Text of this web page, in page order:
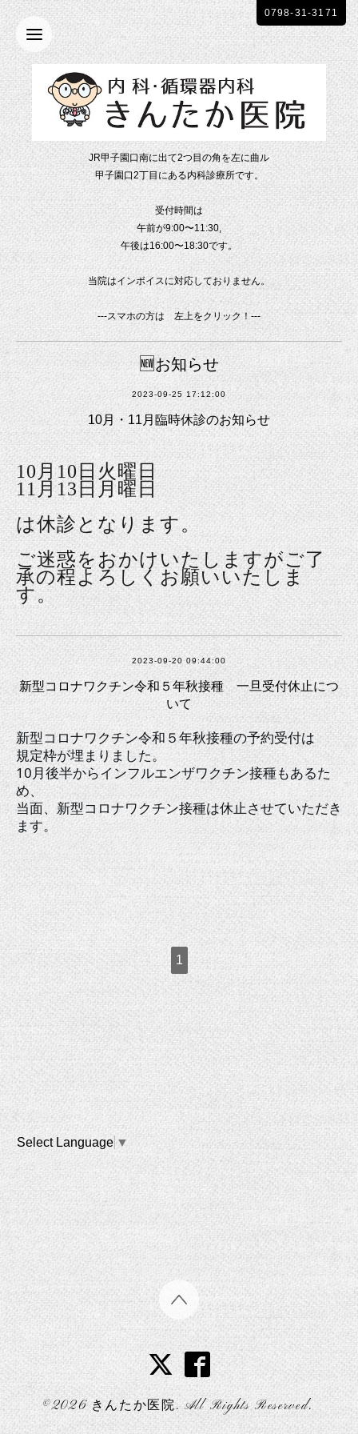
JR甲子園口南に出て2つ目の角を左に曲ル
甲子園口2丁目にある内科診療所です。
受付時間は
午前が9:00〜11:30,
午後は16:00〜18:30です。
当院はインボイスに対応しておりません。
---スマホの方は 左上をクリック！---
0798-31-3171
🆕お知らせ
2023-09-25 17:12:00
10月・11月臨時休診のお知らせ
10月10日火曜日
11月13日月曜日
は休診となります。
ご迷惑をおかけいたしますがご了
承の程よろしくお願いいたしま
す。
2023-09-20 09:44:00
新型コロナワクチン令和５年秋接種 一旦受付休止につ
いて
新型コロナワクチン令和５年秋接種の予約受付は
規定枠が埋まりました。
10月後半からインフルエンザワクチン接種もあるた
め、
当面、新型コロナワクチン接種は休止させていただき
ます。
1
Select Language ▼
©2026 きんたか医院. All Rights Reserved.